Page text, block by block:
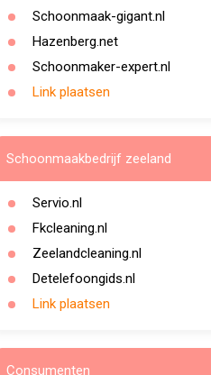
Schoonmaak-gigant.nl
Hazenberg.net
Schoonmaker-expert.nl
Link plaatsen
Schoonmaakbedrijf zeeland
Servio.nl
Fkcleaning.nl
Zeelandcleaning.nl
Detelefoongids.nl
Link plaatsen
Consumenten